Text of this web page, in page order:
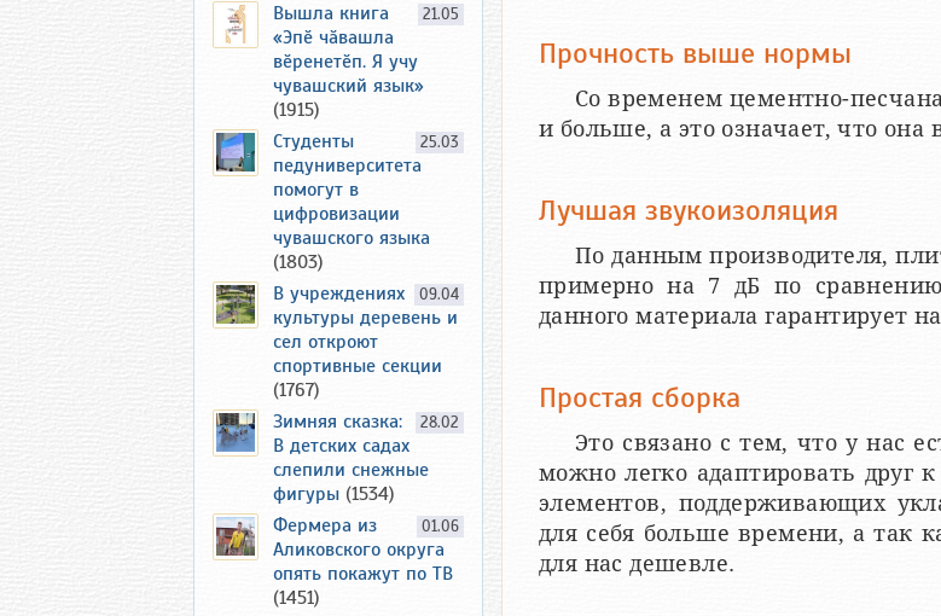
Прочность выше нормы
Со временем цементно-
и больше, а это означает, что она
Лучшая звукоизоляция
По данным производителя,
примерно на 7 дБ по
данного материала гарантирует
Простая сборка
Это связано с тем, что у нас
можно легко адаптировать друг
элементов, поддерживающих
для себя больше времени, а так
для нас дешевле.
21.05
Вышла книга
«Эпӗ чӑвашла
вӗренетӗп. Я учу
чувашский язык»
(1915)
25.03
Студенты
педуниверситета
помогут в
цифровизации
чувашского языка
(1803)
09.04
В учреждениях
культуры деревень и
сел откроют
спортивные секции
(1767)
28.02
Зимняя сказка:
В детских садах
слепили снежные
фигуры (1534)
01.06
Фермера из
Аликовского округа
опять покажут по ТВ
(1451)